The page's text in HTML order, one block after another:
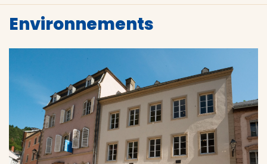
Environnements